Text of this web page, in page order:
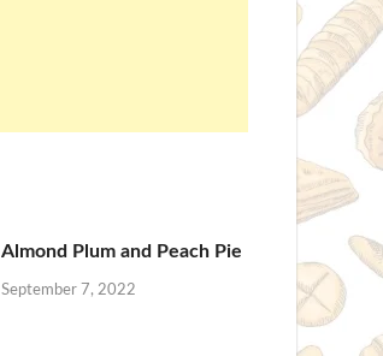
Almond Plum and Peach Pie
September 7, 2022